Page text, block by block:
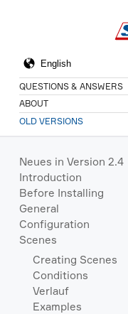
QUESTIONS & ANSWERS
ABOUT
OLD VERSIONS
Neues in Version 2.4
Introduction
Before Installing
General
Configuration
Scenes
Creating Scenes
Conditions
Verlauf
Examples